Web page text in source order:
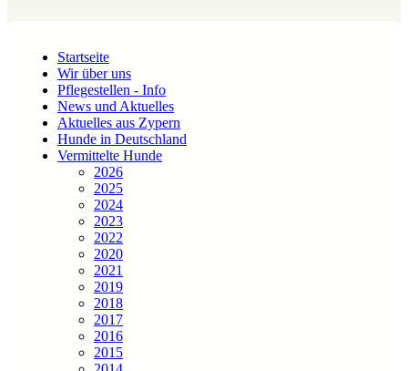
Startseite
Wir über uns
Pflegestellen - Info
News und Aktuelles
Aktuelles aus Zypern
Hunde in Deutschland
Vermittelte Hunde
2026
2025
2024
2023
2022
2020
2021
2019
2018
2017
2016
2015